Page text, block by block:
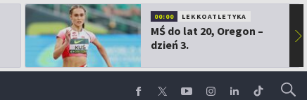
00:00 LEKKOATLETYKA
MŚ do lat 20, Oregon –
dzień 3.
▶